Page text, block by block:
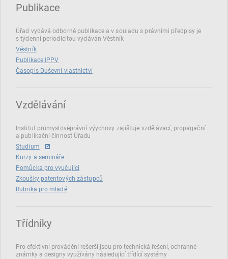
Publikace
Úřad vydává odborné publikace a v souladu s právními předpisy je
s týdenní periodicitou vydáván Věstník
Věstník
Publikace IPPV
Časopis Duševní vlastnictví
Vzdělávání
Institut průmyslověprávní výychovy zajišťuje vzdělávací, propagační
a publikační činnost Úřadu
Studium
Kurzy a semináře
Pomůcka pro vyučující
Zkoušky patentových zástupců
Rubrika pro mladé
Třídníky
Pro efektivní provádění rešerší jsou pro technická řešení, ochranné
známky a designy využívány následující třídící systémy